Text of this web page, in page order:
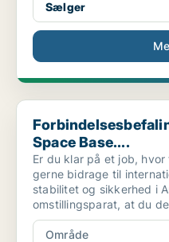
Sælger
Forbindelsesbefalingsmand
Space Base....
Er du klar på et job,
gerne bidrage til
stabilitet og sikkerhed i
omstillingsparat, at du
Område